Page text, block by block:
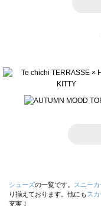
シューズの一覧です。 スニーカ
り揃えております。他にも スカ
充実！